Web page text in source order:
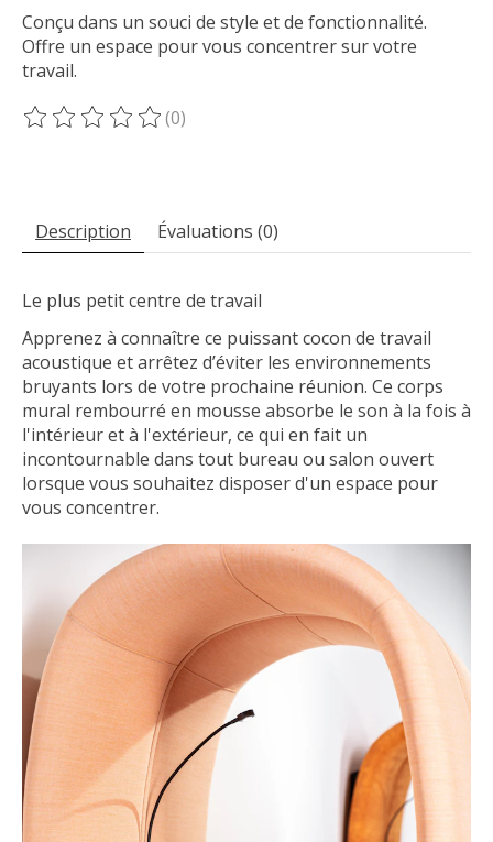
Conçu dans un souci de style et de fonctionnalité.
Offre un espace pour vous concentrer sur votre
travail.
Ce produit est évalué à
(0)
Description Évaluations (0)
Le plus petit centre de travail
Apprenez à connaître ce puissant cocon de travail
acoustique et arrêtez d’éviter les environnements
bruyants lors de votre prochaine réunion. Ce corps
mural rembourré en mousse absorbe le son à la fois à
l'intérieur et à l'extérieur, ce qui en fait un
incontournable dans tout bureau ou salon ouvert
lorsque vous souhaitez disposer d'un espace pour
vous concentrer.